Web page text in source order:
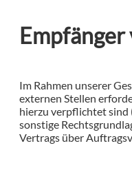
Im Rahmen unserer
externen Stellen
hierzu verpflichtet sind
sonstige
Vertrags über